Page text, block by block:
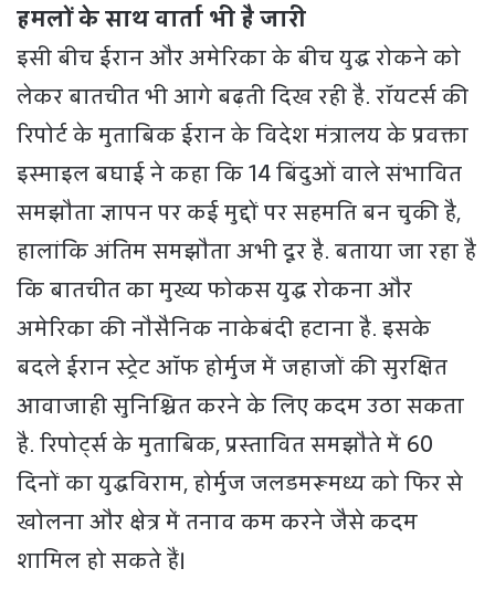
हमलों के साथ वार्ता भी है जारी
इसी बीच ईरान और अमेरिका के बीच युद्ध रोकने को
लेकर बातचीत भी आगे बढ़ती दिख रही है. रॉयटर्स की
रिपोर्ट के मुताबिक ईरान के विदेश मंत्रालय के प्रवक्ता
इस्माइल बघाई ने कहा कि 14 बिंदुओं वाले संभावित
समझौता ज्ञापन पर कई मुद्दों पर सहमति बन चुकी है,
हालांकि अंतिम समझौता अभी दूर है. बताया जा रहा है
कि बातचीत का मुख्य फोकस युद्ध रोकना और
अमेरिका की नौसैनिक नाकेबंदी हटाना है. इसके
बदले ईरान स्ट्रेट ऑफ होर्मुज में जहाजों की सुरक्षित
आवाजाही सुनिश्चित करने के लिए कदम उठा सकता
है. रिपोर्ट्स के मुताबिक, प्रस्तावित समझौते में 60
दिनों का युद्धविराम, होर्मुज जलडमरूमध्य को फिर से
खोलना और क्षेत्र में तनाव कम करने जैसे कदम
शामिल हो सकते हैं।